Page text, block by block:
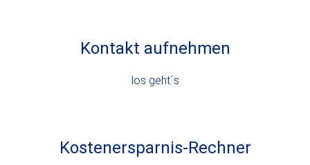
Kontakt aufnehmen
los geht´s
Kostenersparnis-Rechner